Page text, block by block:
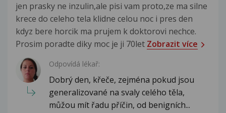
jen prasky ne inzulin,ale pisi vam proto,ze ma silne
krece do celeho tela klidne celou noc i pres den
kdyz bere horcik ma prujem k doktorovi nechce.
Prosim poradte diky moc je ji 70let Zobrazit více
Odpovídá lékař:
Dobrý den, křeče, zejména pokud jsou
generalizované na svaly celého těla,
můžou mít řadu příčin, od benigních...